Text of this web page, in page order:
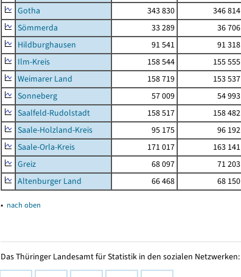
Gotha
343 830 346 814
Sömmerda
33 289 36 706
Hildburghausen
91 541 91 318
Ilm-Kreis
158 544 155 555
Weimarer Land
158 719 153 537
Sonneberg
57 009 54 993
Saalfeld-Rudolstadt
158 517 158 482
Saale-Holzland-Kreis
95 175 96 192
Saale-Orla-Kreis
171 017 163 141
Greiz
68 097 71 203
Altenburger Land
66 468 68 150
▴ nach oben
Das Thüringer Landesamt für Statistik in den sozialen Netzwerken: